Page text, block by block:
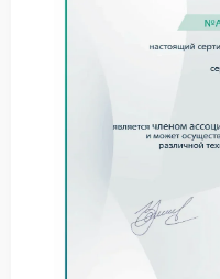
оптимальным
Почему
Программные
сбой обновления
конфликт